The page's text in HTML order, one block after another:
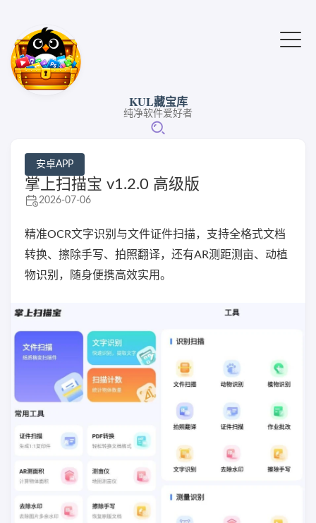
KUL藏宝库
纯净软件爱好者
安卓APP
掌上扫描宝 v1.2.0 高级版
2026-07-06
精准OCR文字识别与文件证件扫描，支持全格式文档
转换、擦除手写、拍照翻译，还有AR测距测亩、动植
物识别，随身便携高效实用。